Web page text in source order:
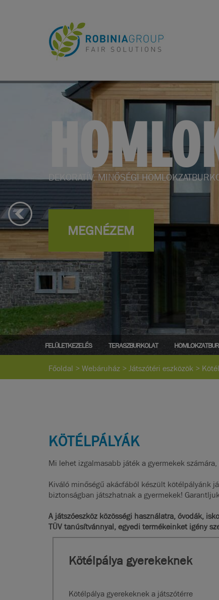
KERTI BÚTOROK, KERTÉPÍTÉS
MEGNÉZEM
FELÜLETKEZELÉS TERASZBURKOLAT
Főoldal >Webáruház >Játszótéri eszközök >
KÖTÉLPÁLYÁK
Mi lehet izgalmasabb játék a gyermekek
Kiváló minőségű akácfából készült kötélpályánk
biztonságban játszhatnak a gyermekek!
A játszóeszköz közösségi használatra, óvodák,
TÜV tanúsítvánnyal, egyedi termékeinket igény
Kötélpálya gyerekeknek
Kötélpálya gyerekeknek a játszótérre